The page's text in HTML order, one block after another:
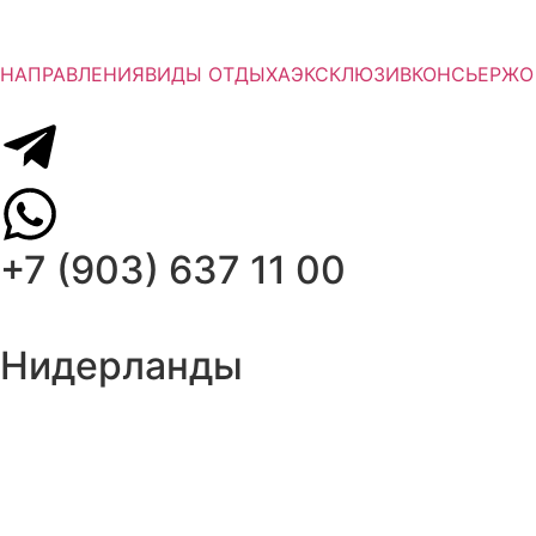
НАПРАВЛЕНИЯВИДЫ ОТДЫХАЭКСКЛЮЗИВКОНСЬЕРЖ
+7 (903) 637 11 00
Нидерланды